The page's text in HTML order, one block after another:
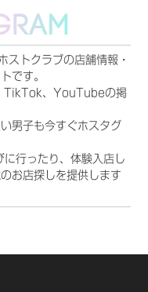
ストクラブの店舗情報・
です。
TikTok、YouTubeの掲
男子も今すぐホスタグ
行ったり、体験入店し
お店探しを提供します